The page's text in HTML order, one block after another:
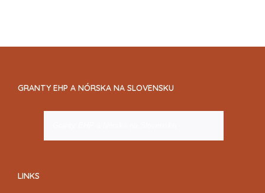
GRANTY EHP A NÓRSKA NA SLOVENSKU
LINKS